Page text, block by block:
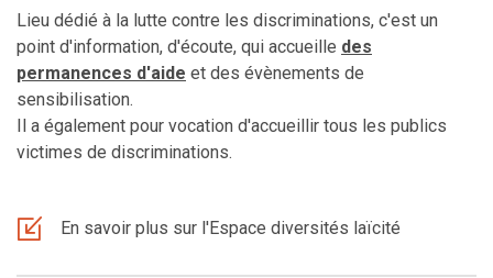
Lieu dédié à la lutte contre les discriminations, c'est un
point d'information, d'écoute, qui accueille des
permanences d'aide et des évènements de
sensibilisation.
Il a également pour vocation d'accueillir tous les publics
victimes de discriminations.
En savoir plus sur l'Espace diversités laïcité